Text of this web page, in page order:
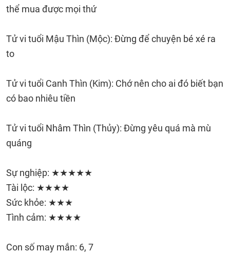
thể mua được mọi thứ
Tử vi tuổi Mậu Thìn (Mộc): Đừng để chuyện bé xé ra
to
Tử vi tuổi Canh Thìn (Kim): Chớ nên cho ai đó biết bạn
có bao nhiêu tiền
Tử vi tuổi Nhâm Thìn (Thủy): Đừng yêu quá mà mù
quáng
Sự nghiệp: ★★★★★
Tài lộc: ★★★★
Sức khỏe: ★★★
Tình cảm: ★★★★
Con số may mắn: 6, 7